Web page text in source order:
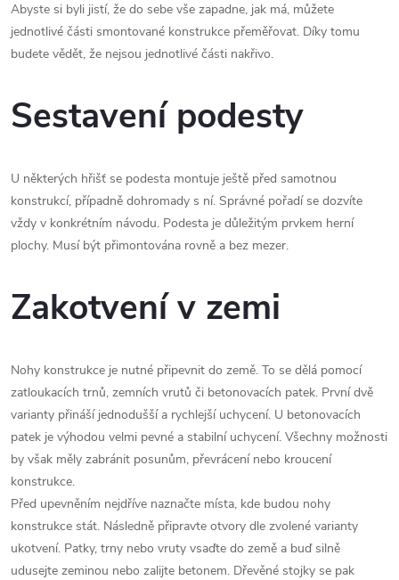
Abyste si byli jistí, že do sebe vše zapadne, jak má, můžete
jednotlivé části smontované konstrukce přeměřovat. Díky tomu
budete vědět, že nejsou jednotlivé části nakřivo.
Sestavení podesty
U některých hřišť se podesta montuje ještě před samotnou
konstrukcí, případně dohromady s ní. Správné pořadí se dozvíte
vždy v konkrétním návodu. Podesta je důležitým prvkem herní
plochy. Musí být přimontována rovně a bez mezer.
Zakotvení v zemi
Nohy konstrukce je nutné připevnit do země. To se dělá pomocí
zatloukacích trnů, zemních vrutů či betonovacích patek. První dvě
varianty přináší jednodušší a rychlejší uchycení. U betonovacích
patek je výhodou velmi pevné a stabilní uchycení. Všechny možnosti
by však měly zabránit posunům, převrácení nebo kroucení
konstrukce.
Před upevněním nejdříve naznačte místa, kde budou nohy
konstrukce stát. Následně připravte otvory dle zvolené varianty
ukotvení. Patky, trny nebo vruty vsaďte do země a buď silně
udusejte zeminou nebo zalijte betonem. Dřevěné stojky se pak